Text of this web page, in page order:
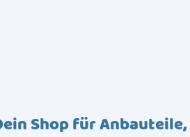
Shop für Anbauteile,